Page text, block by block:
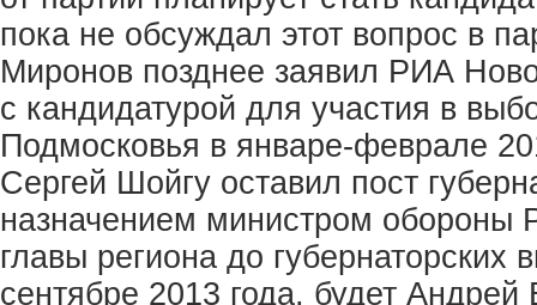
пока не обсуждал этот вопрос в
Миронов позднее заявил РИА
с кандидатурой для участия в
Подмосковья в январе-феврале
Сергей Шойгу оставил пост
назначением министром обороны
главы региона до губернаторских
сентябре 2013 года, будет Андрей